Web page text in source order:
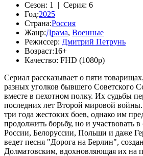
Сезон: 1 | Серия: 6
Год:2025
Страна:Россия
Жанр:Драма, Военные
Режиссер: Дмитрий Петрунь
Возраст:16+
Качество: FHD (1080p)
Сериал рассказывает о пяти
разных уголков бывшего Советского
вместе в пехотном полку. Их судьбы
последних лет Второй мировой
три года жестоких боев, однако им
продолжить борьбу, но и участвовать
России, Белоруссии, Польши и даже
ведет песня "Дорога на Берлин",
Долматовским, вдохновляющая их на